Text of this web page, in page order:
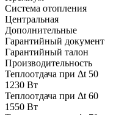
Система отопления
Центральная
Дополнительные
Гарантийный документ
Гарантийный талон
Производительность
Теплоотдача при Δt 50
1230 Вт
Теплоотдача при Δt 60
1550 Вт